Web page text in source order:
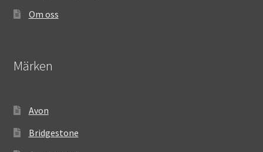
Om oss
Märken
Avon
Bridgestone